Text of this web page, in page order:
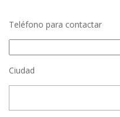
Teléfono para contactar
Ciudad